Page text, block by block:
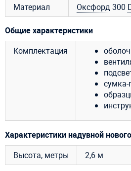
Материал
Оксфорд300
Общие характеристики
Комплектация
сумка-
Характеристики надувной
Высота, метры
2,6 м